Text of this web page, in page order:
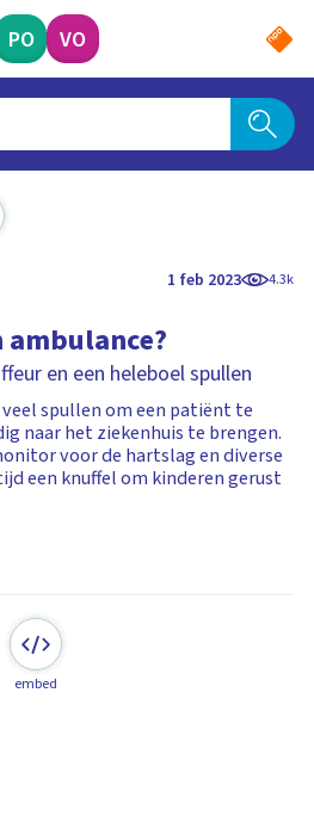
PO VO
1 feb 2023 4.3k
ambulance?
en een heleboel spullen
spullen om een patiënt te
naar het ziekenhuis te brengen.
voor de hartslag en diverse
een knuffel om kinderen gerust
embed